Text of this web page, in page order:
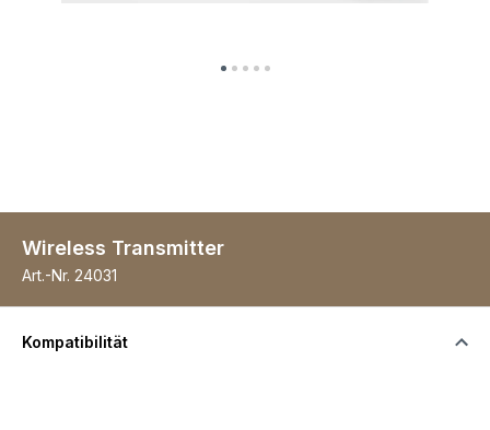
Wireless Transmitter
Art.-Nr. 24031
Kompatibilität